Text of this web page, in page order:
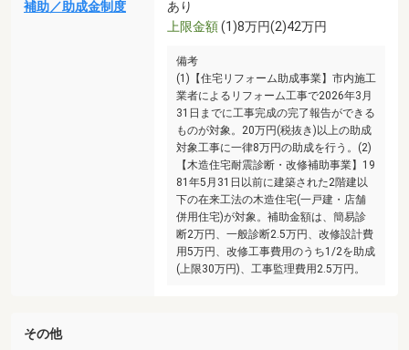
補助／助成金制度
あり
上限金額(1)8万円(2)42万円
備考
(1)【住宅リフォーム助成事業】市内施工
業者によるリフォーム工事で2026年3月
31日までに工事完成の完了報告ができる
ものが対象。20万円(税抜き)以上の助成
対象工事に一律8万円の助成を行う。(2)
【木造住宅耐震診断・改修補助事業】19
81年5月31日以前に建築された2階建以
下の在来工法の木造住宅(一戸建・店舗
併用住宅)が対象。補助金額は、簡易診
断2万円、一般診断2.5万円、改修設計費
用5万円、改修工事費用のうち1/2を助成
(上限30万円)、工事監理費用2.5万円。
その他